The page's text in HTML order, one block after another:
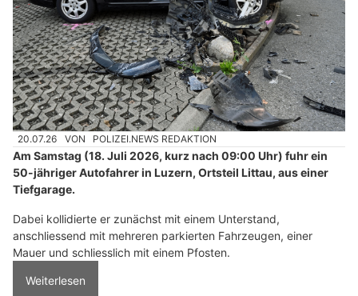
20.07.26 VON POLIZEI.NEWS REDAKTION
Am Samstag (18. Juli 2026, kurz nach 09:00 Uhr) fuhr ein
50-jähriger Autofahrer in Luzern, Ortsteil Littau, aus einer
Tiefgarage.
Dabei kollidierte er zunächst mit einem Unterstand,
anschliessend mit mehreren parkierten Fahrzeugen, einer
Mauer und schliesslich mit einem Pfosten.
Weiterlesen